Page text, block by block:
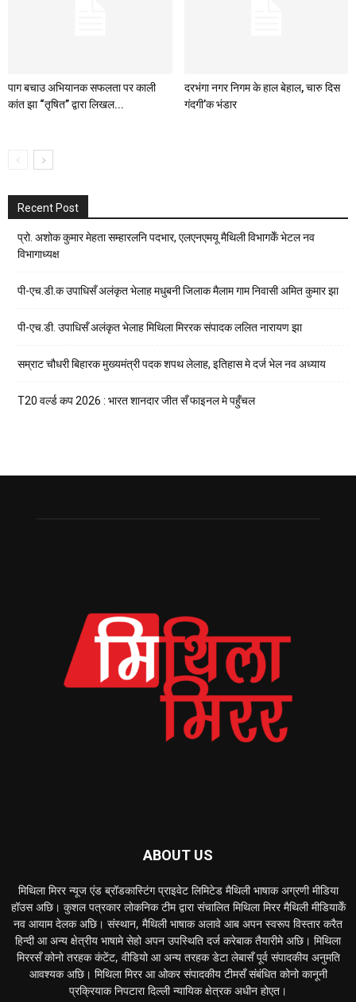
पाग बचाउ अभियानक सफलता पर काली
कांत झा “तृषित” द्वारा लिखल...
दरभंगा नगर निगम के हाल बेहाल, चारु दिस
गंदगी’क भंडार
Recent Post
प्रो. अशोक कुमार मेहता सम्हारलनि पदभार, एलएनएमयू मैथिली विभागकेँ भेटल नव
विभागाध्यक्ष
पी-एच.डी.क उपाधिसँ अलंकृत भेलाह मधुबनी जिलाक मैलाम गाम निवासी अमित कुमार झा
पी-एच.डी. उपाधिसँ अलंकृत भेलाह मिथिला मिररक संपादक ललित नारायण झा
सम्राट चौधरी बिहारक मुख्यमंत्री पदक शपथ लेलाह, इतिहास मे दर्ज भेल नव अध्याय
T20 वर्ल्ड कप 2026 : भारत शानदार जीत सँ फाइनल मे पहुँचल
ABOUT US
मिथिला मिरर न्यूज एंड ब्रॉडकास्टिंग प्राइवेट लिमिटेड मैथिली भाषाक अग्रणी मीडिया
हॉउस अछि। कुशल पत्रकार लोकनिक टीम द्वारा संचालित मिथिला मिरर मैथिली मीडियाकेँ
नव आयाम देलक अछि। संस्थान, मैथिली भाषाक अलावे आब अपन स्वरूप विस्तार करैत
हिन्दी आ अन्य क्षेत्रीय भाषामे सेहो अपन उपस्थिति दर्ज करेबाक तैयारीमे अछि। मिथिला
मिररसँ कोनो तरहक कंटेंट, वीडियो आ अन्य तरहक डेटा लेबासँ पूर्व संपादकीय अनुमति
आवश्यक अछि। मिथिला मिरर आ ओकर संपादकीय टीमसँ संबंधित कोनो कानूनी
प्रक्रियाक निपटारा दिल्ली न्यायिक क्षेत्रक अधीन होएत।